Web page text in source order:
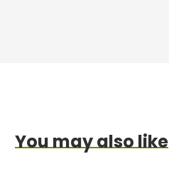
You may also like